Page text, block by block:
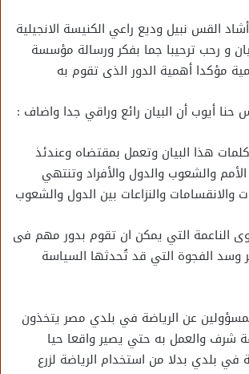
القس نبيل وديع راعي الكنيسة الانجيلية
و رحب ترحيبا جما بفكر ورسالة مؤسسة
مؤكدا أهمية الدور الذى تقوم به
حنا أيوب أن البيان رائع وراقي جدا واضاف :
هذا البيان وتعمل بمقتضاه وعندئذ
والشعوب والدول والأفراد وتنتهي
والانقسامات والنزاعات بين الدول والشعوب
الناعمة التي يمكن ان تقوم بدور مهم فى
وسد الفجوة التي قد تُحدثها السياسة
عن الرياضة في بلدي مصر يتخذون
شرف والعمل به حتي يصير واقعا حيا
بلدي بدلا من استخدام الرياضة لزرع